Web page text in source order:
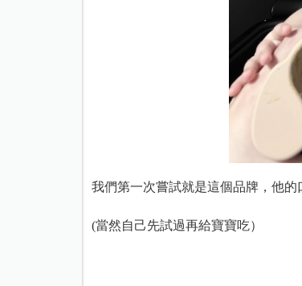
我們第一次嘗試就是這個品牌，他的
(當然自己先試過再給寶寶吃）